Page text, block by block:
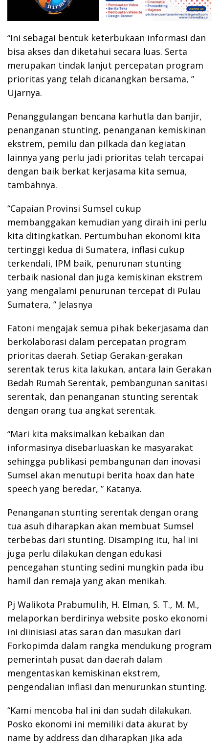
“Ini sebagai bentuk keterbukaan informasi dan
bisa akses dan diketahui secara luas. Serta
merupakan tindak lanjut percepatan program
prioritas yang telah dicanangkan bersama, ”
Ujarnya.
Penanggulangan bencana karhutla dan banjir,
penanganan stunting, penanganan kemiskinan
ekstrem, pemilu dan pilkada dan kegiatan
lainnya yang perlu jadi prioritas telah tercapai
dengan baik berkat kerjasama kita semua,
tambahnya.
“Capaian Provinsi Sumsel cukup
membanggakan kemudian yang diraih ini perlu
kita ditingkatkan. Pertumbuhan ekonomi kita
tertinggi kedua di Sumatera, inflasi cukup
terkendali, IPM baik, penurunan stunting
terbaik nasional dan juga kemiskinan ekstrem
yang mengalami penurunan tercepat di Pulau
Sumatera, ” Jelasnya
Fatoni mengajak semua pihak bekerjasama dan
berkolaborasi dalam percepatan program
prioritas daerah. Setiap Gerakan-gerakan
serentak terus kita lakukan, antara lain Gerakan
Bedah Rumah Serentak, pembangunan sanitasi
serentak, dan penanganan stunting serentak
dengan orang tua angkat serentak.
“Mari kita maksimalkan kebaikan dan
informasinya disebarluaskan ke masyarakat
sehingga publikasi pembangunan dan inovasi
Sumsel akan menutupi berita hoax dan hate
speech yang beredar, ” Katanya.
Penanganan stunting serentak dengan orang
tua asuh diharapkan akan membuat Sumsel
terbebas dari stunting. Disamping itu, hal ini
juga perlu dilakukan dengan edukasi
pencegahan stunting sedini mungkin pada ibu
hamil dan remaja yang akan menikah.
Pj Walikota Prabumulih, H. Elman, S. T., M. M.,
melaporkan berdirinya website posko ekonomi
ini diinisiasi atas saran dan masukan dari
Forkopimda dalam rangka mendukung program
pemerintah pusat dan daerah dalam
mengentaskan kemiskinan ekstrem,
pengendalian inflasi dan menurunkan stunting.
“Kami mencoba hal ini dan sudah dilakukan.
Posko ekonomi ini memiliki data akurat by
name by address dan diharapkan jika ada